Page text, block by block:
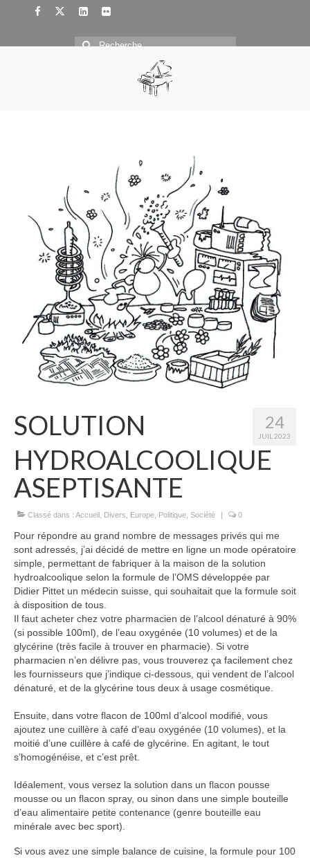
Rechercher
24
JUIL 2023
SOLUTION
HYDROALCOOLIQUE
ASEPTISANTE
Classé dans : Accueil Divers Europe Politique Société | 0
Pour répondre au grand nombre de messages privés qui me
sont adressés, j’ai décidé de mettre en ligne un mode opératoire
simple, permettant de fabriquer à la maison de la solution
hydroalcoolique selon la formule de l’OMS développée par
Didier Pittet un médecin suisse, qui souhaitait que la formule soit
à disposition de tous.
Il faut acheter chez votre pharmacien de l’alcool dénaturé à 90%
(si possible 100ml), de l’eau oxygénée (10 volumes) et de la
glycérine (très facile à trouver en pharmacie). Si votre
pharmacien n’en délivre pas, vous trouverez ça facilement chez
les fournisseurs que j’indique ci-dessous, qui vendent de l’alcool
dénaturé, et de la glycérine tous deux à usage cosmétique.
Ensuite, dans votre flacon de 100ml d’alcool modifié, vous
ajoutez une cuillère à café d’eau oxygénée (10 volumes), et la
moitié d’une cuillère à café de glycérine. En agitant, le tout
s’homogénéise, et c’est prêt.
Idéalement, vous versez la solution dans un flacon pousse
mousse ou un flacon spray, ou sinon dans une simple bouteille
d’eau alimentaire petite contenance (genre bouteille eau
minérale avec bec sport).
Si vous avez une simple balance de cuisine, la formule pour 100